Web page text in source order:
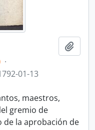
·
01-13
maestros,
gremio de
la aprobación de